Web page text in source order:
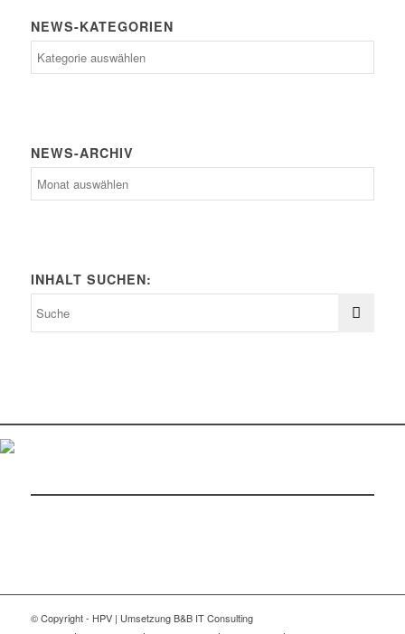
NEWS-KATEGORIEN
Kategorien
NEWS-ARCHIV
INHALT SUCHEN:
© Copyright - HPV | Umsetzung B&B IT Consulting